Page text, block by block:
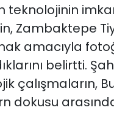
teknolojinin
Zambaktepe
amacıyla
belirtti.
çalışmaların,
dokusu